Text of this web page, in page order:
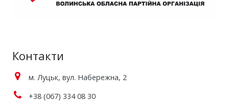
Контакти
м. Луцьк, вул. Набережна, 2
+38 (067) 334 08 30